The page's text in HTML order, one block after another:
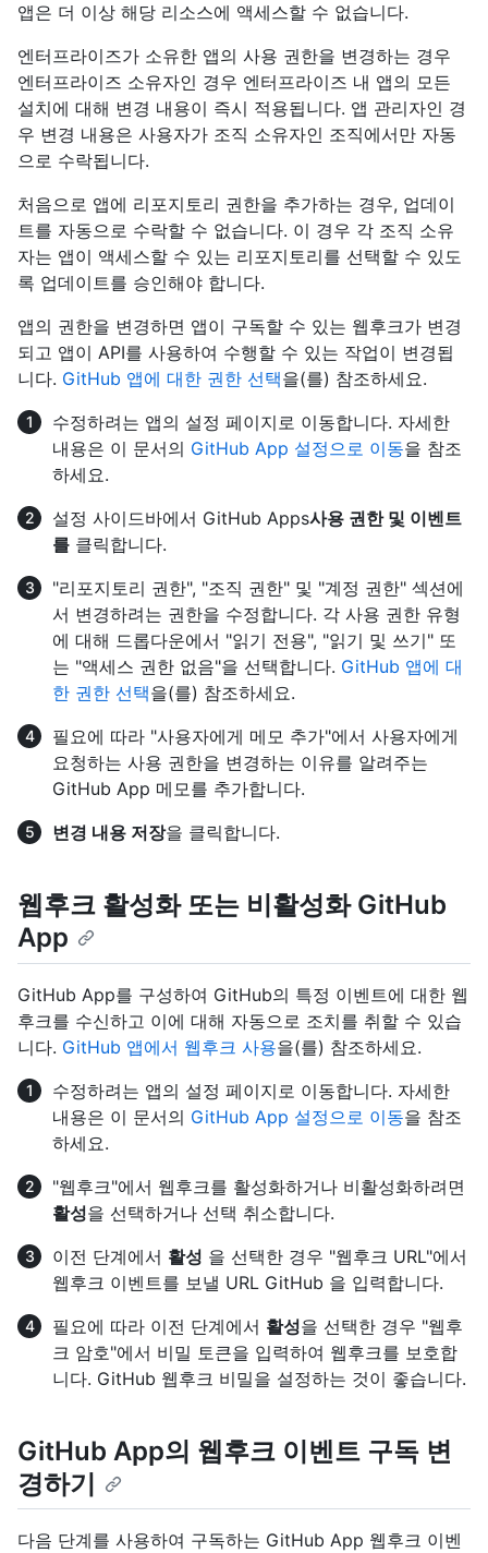
앱은 더 이상 해당 리소스에 액세스할 수 없습니다.
엔터프라이즈가 소유한 앱의 사용 권한을 변경하는 경우
엔터프라이즈 소유자인 경우 엔터프라이즈 내 앱의 모든
설치에 대해 변경 내용이 즉시 적용됩니다. 앱 관리자인 경
우 변경 내용은 사용자가 조직 소유자인 조직에서만 자동
으로 수락됩니다.
처음으로 앱에 리포지토리 권한을 추가하는 경우, 업데이
트를 자동으로 수락할 수 없습니다. 이 경우 각 조직 소유
자는 앱이 액세스할 수 있는 리포지토리를 선택할 수 있도
록 업데이트를 승인해야 합니다.
앱의 권한을 변경하면 앱이 구독할 수 있는 웹후크가 변경
되고 앱이 API를 사용하여 수행할 수 있는 작업이 변경됩
니다. GitHub 앱에 대한 권한 선택을(를) 참조하세요.
수정하려는 앱의 설정 페이지로 이동합니다. 자세한
내용은 이 문서의 GitHub App 설정으로 이동을 참조
하세요.
설정 사이드바에서 GitHub Apps사용 권한 및 이벤트
를 클릭합니다.
"리포지토리 권한", "조직 권한" 및 "계정 권한" 섹션에
서 변경하려는 권한을 수정합니다. 각 사용 권한 유형
에 대해 드롭다운에서 "읽기 전용", "읽기 및 쓰기" 또
는 "액세스 권한 없음"을 선택합니다. GitHub 앱에 대
한 권한 선택을(를) 참조하세요.
필요에 따라 "사용자에게 메모 추가"에서 사용자에게
요청하는 사용 권한을 변경하는 이유를 알려주는
GitHub App 메모를 추가합니다.
변경 내용 저장을 클릭합니다.
웹후크 활성화 또는 비활성화 GitHub
App
GitHub App를 구성하여 GitHub의 특정 이벤트에 대한 웹
후크를 수신하고 이에 대해 자동으로 조치를 취할 수 있습
니다. GitHub 앱에서 웹후크 사용을(를) 참조하세요.
수정하려는 앱의 설정 페이지로 이동합니다. 자세한
내용은 이 문서의 GitHub App 설정으로 이동을 참조
하세요.
"웹후크"에서 웹후크를 활성화하거나 비활성화하려면
활성을 선택하거나 선택 취소합니다.
이전 단계에서 활성 을 선택한 경우 "웹후크 URL"에서
웹후크 이벤트를 보낼 URL GitHub 을 입력합니다.
필요에 따라 이전 단계에서 활성을 선택한 경우 "웹후
크 암호"에서 비밀 토큰을 입력하여 웹후크를 보호합
니다. GitHub 웹후크 비밀을 설정하는 것이 좋습니다.
GitHub App의 웹후크 이벤트 구독 변
경하기
다음 단계를 사용하여 구독하는 GitHub App 웹후크 이벤